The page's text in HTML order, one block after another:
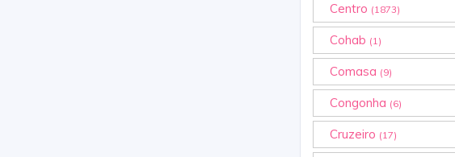
Centro (1873)
Cohab (1)
Comasa (9)
Congonha (6)
Cruzeiro (17)